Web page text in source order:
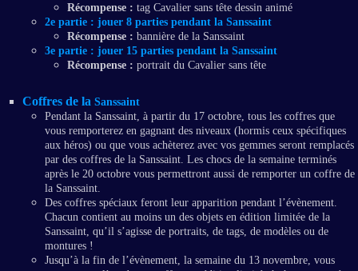
Récompense : tag Cavalier sans tête dessin animé
2e partie : jouer 8 parties pendant la Sanssaint
Récompense : bannière de la Sanssaint
3e partie : jouer 15 parties pendant la Sanssaint
Récompense : portrait du Cavalier sans tête
Coffres de la Sanssaint
Pendant la Sanssaint, à partir du 17 octobre, tous les coffres que
vous remporterez en gagnant des niveaux (hormis ceux spécifiques
aux héros) ou que vous achèterez avec vos gemmes seront remplacés
par des coffres de la Sanssaint. Les chocs de la semaine terminés
après le 20 octobre vous permettront aussi de remporter un coffre de
la Sanssaint.
Des coffres spéciaux feront leur apparition pendant l’évènement.
Chacun contient au moins un des objets en édition limitée de la
Sanssaint, qu’il s’agisse de portraits, de tags, de modèles ou de
montures !
Jusqu’à la fin de l’évènement, la semaine du 13 novembre, vous